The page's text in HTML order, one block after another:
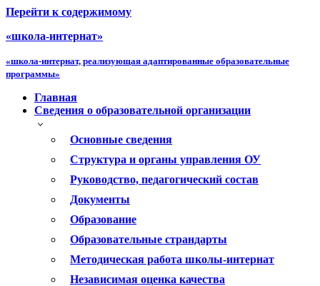
Перейти к содержимому
«школа-интернат»
«школа-интернат, реализующая адаптированные образовательные
программы»
Главная
Сведения о образовательной организации
Основные сведения
Структура и органы управления ОУ
Руководство, педагогический состав
Документы
Образование
Образовательные страндарты
Методическая работа школы-интернат
Независимая оценка качества